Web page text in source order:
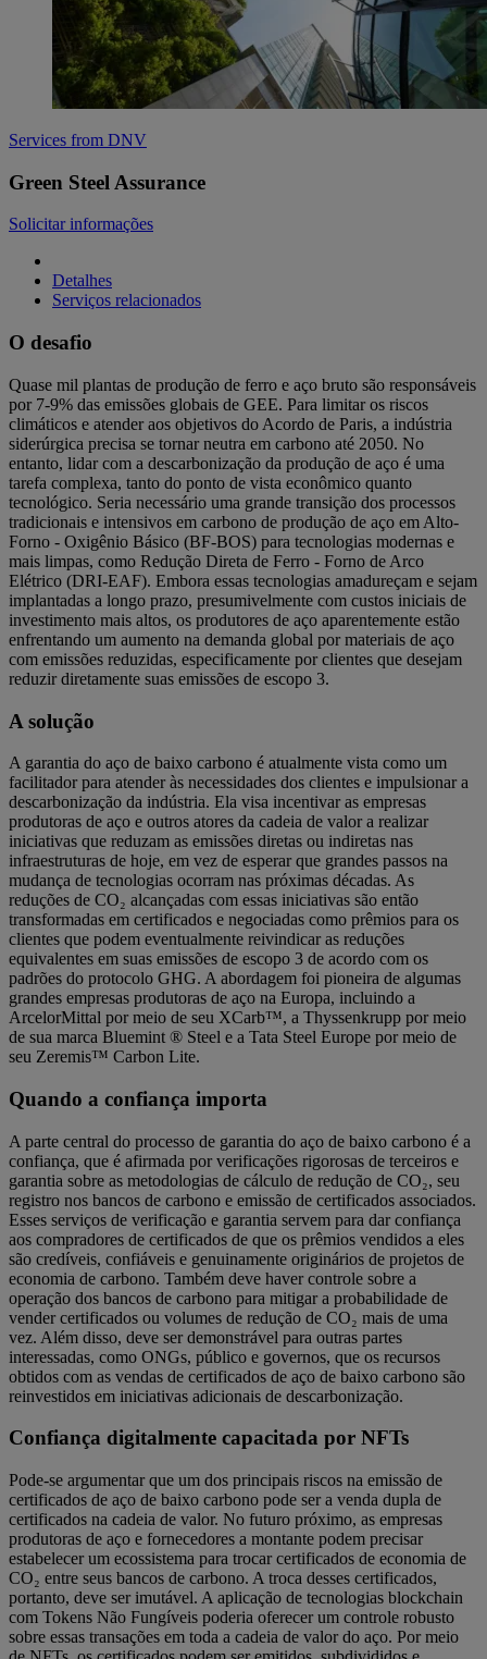
Services from DNV
Green Steel Assurance
Solicitar informações
Detalhes
Serviços relacionados
O desafio
Quase mil plantas de produção de ferro e aço bruto são responsáveis
por 7-9% das emissões globais de GEE. Para limitar os riscos
climáticos e atender aos objetivos do Acordo de Paris, a indústria
siderúrgica precisa se tornar neutra em carbono até 2050. No
entanto, lidar com a descarbonização da produção de aço é uma
tarefa complexa, tanto do ponto de vista econômico quanto
tecnológico. Seria necessário uma grande transição dos processos
tradicionais e intensivos em carbono de produção de aço em Alto-
Forno - Oxigênio Básico (BF-BOS) para tecnologias modernas e
mais limpas, como Redução Direta de Ferro - Forno de Arco
Elétrico (DRI-EAF). Embora essas tecnologias amadureçam e sejam
implantadas a longo prazo, presumivelmente com custos iniciais de
investimento mais altos, os produtores de aço aparentemente estão
enfrentando um aumento na demanda global por materiais de aço
com emissões reduzidas, especificamente por clientes que desejam
reduzir diretamente suas emissões de escopo 3.
A solução
A garantia do aço de baixo carbono é atualmente vista como um
facilitador para atender às necessidades dos clientes e impulsionar a
descarbonização da indústria. Ela visa incentivar as empresas
produtoras de aço e outros atores da cadeia de valor a realizar
iniciativas que reduzam as emissões diretas ou indiretas nas
infraestruturas de hoje, em vez de esperar que grandes passos na
mudança de tecnologias ocorram nas próximas décadas. As
reduções de CO₂ alcançadas com essas iniciativas são então
transformadas em certificados e negociadas como prêmios para os
clientes que podem eventualmente reivindicar as reduções
equivalentes em suas emissões de escopo 3 de acordo com os
padrões do protocolo GHG. A abordagem foi pioneira de algumas
grandes empresas produtoras de aço na Europa, incluindo a
ArcelorMittal por meio de seu XCarb™, a Thyssenkrupp por meio
de sua marca Bluemint ® Steel e a Tata Steel Europe por meio de
seu Zeremis™ Carbon Lite.
Quando a confiança importa
A parte central do processo de garantia do aço de baixo carbono é a
confiança, que é afirmada por verificações rigorosas de terceiros e
garantia sobre as metodologias de cálculo de redução de CO₂, seu
registro nos bancos de carbono e emissão de certificados associados.
Esses serviços de verificação e garantia servem para dar confiança
aos compradores de certificados de que os prêmios vendidos a eles
são credíveis, confiáveis e genuinamente originários de projetos de
economia de carbono. Também deve haver controle sobre a
operação dos bancos de carbono para mitigar a probabilidade de
vender certificados ou volumes de redução de CO₂ mais de uma
vez. Além disso, deve ser demonstrável para outras partes
interessadas, como ONGs, público e governos, que os recursos
obtidos com as vendas de certificados de aço de baixo carbono são
reinvestidos em iniciativas adicionais de descarbonização.
Confiança digitalmente capacitada por NFTs
Pode-se argumentar que um dos principais riscos na emissão de
certificados de aço de baixo carbono pode ser a venda dupla de
certificados na cadeia de valor. No futuro próximo, as empresas
produtoras de aço e fornecedores a montante podem precisar
estabelecer um ecossistema para trocar certificados de economia de
CO₂ entre seus bancos de carbono. A troca desses certificados,
portanto, deve ser imutável. A aplicação de tecnologias blockchain
com Tokens Não Fungíveis poderia oferecer um controle robusto
sobre essas transações em toda a cadeia de valor do aço. Por meio